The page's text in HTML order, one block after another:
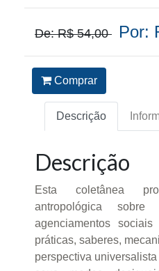
De: R$ 54,00 Por:
Comprar
Descrição
Descrição
Esta coletânea
antropológica
agenciamentos
práticas, saberes,
perspectiva